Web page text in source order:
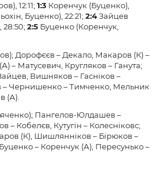
12:11; 1:3 Коренчук (Буценко),
Буценко), 22:21; 2:4Зайцев
2:5 Буценко (Коренчук,
Дорофєєв – Декало, Макаров (К) –
– Матусевич, Кругляков – Ганута;
Вишняков – Гасніков –
– Чернишенко – Тимченко, Мельник
(А).
Пангелов-Юлдашев –
Кобелєв, Кутугін – Колесніковс;
(К), Шишлянніков – Бірюков –
– Коренчук (А), Пересунько –